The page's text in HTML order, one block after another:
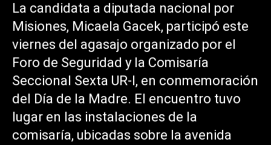
La candidata a diputada nacional por
Misiones, Micaela Gacek, participó este
viernes del agasajo organizado por el
Foro de Seguridad y la Comisaría
Seccional Sexta UR-I, en conmemoración
del Día de la Madre. El encuentro tuvo
lugar en las instalaciones de la
comisaría, ubicadas sobre la avenida